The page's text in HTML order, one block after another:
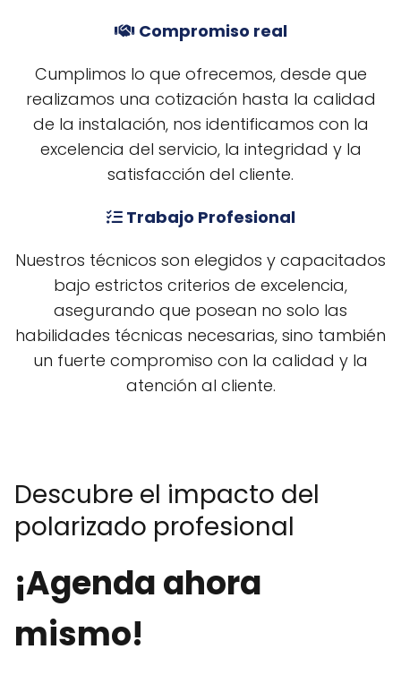
Compromiso real
Cumplimos lo que ofrecemos, desde que
realizamos una cotización hasta la calidad
de la instalación, nos identificamos con la
excelencia del servicio, la integridad y la
satisfacción del cliente.
Trabajo Profesional
Nuestros técnicos son elegidos y capacitados
bajo estrictos criterios de excelencia,
asegurando que posean no solo las
habilidades técnicas necesarias, sino también
un fuerte compromiso con la calidad y la
atención al cliente.
Descubre el impacto del
polarizado profesional
¡Agenda ahora
mismo!